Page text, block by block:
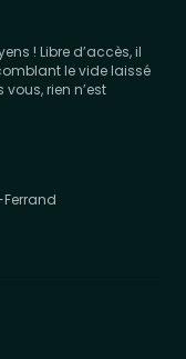
! Libre d’accès, il
le vide laissé
rien n’est